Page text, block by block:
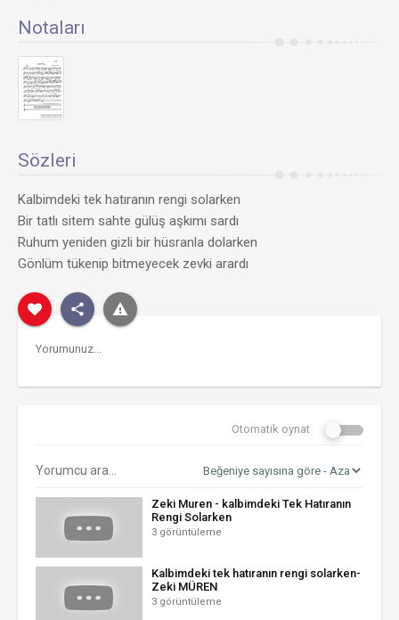
Notaları
Sözleri
Kalbimdeki tek hatıranın rengi solarken
Bir tatlı sitem sahte gülüş aşkımı sardı
Ruhum yeniden gizli bir hüsranla dolarken
Gönlüm tükenip bitmeyecek zevki arardı
Otomatik oynat
Zeki Muren - kalbimdeki Tek Hatıranın
Rengi Solarken
3 görüntüleme
Kalbimdeki tek hatıranın rengi solarken-
Zeki MÜREN
3 görüntüleme